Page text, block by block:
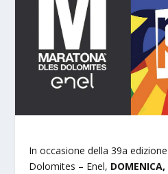
In occasione della 39a
Dolomites – Enel,